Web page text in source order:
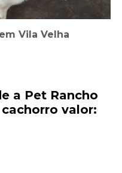
Vila Velha
a Pet Rancho
valor: